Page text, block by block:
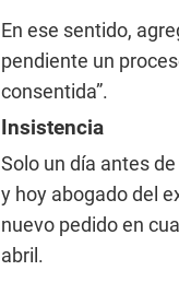
En ese sentido,
pendiente un
consentida”.
Insistencia
Solo un día antes
y hoy abogado del
nuevo pedido en
abril.